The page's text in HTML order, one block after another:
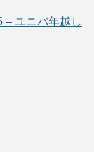
– ユニバ年越し